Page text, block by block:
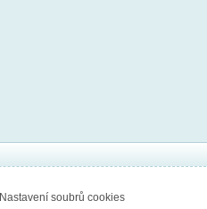
Nastavení soubrů cookies